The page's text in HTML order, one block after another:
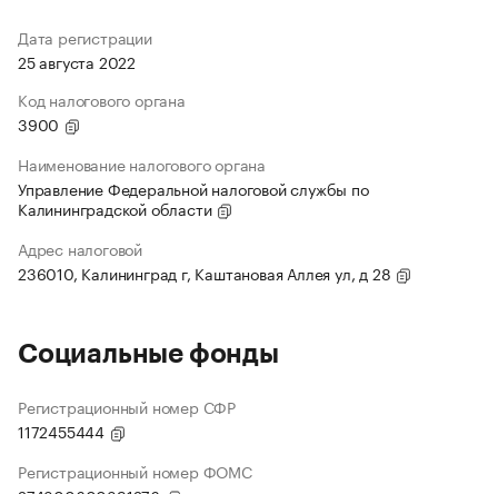
Дата регистрации
25 августа 2022
Код налогового органа
3900
Наименование налогового органа
Управление Федеральной налоговой службы по
Калининградской области
Адрес налоговой
236010, Калининград г, Каштановая Аллея ул, д 28
Социальные фонды
Регистрационный номер СФР
1172455444
Регистрационный номер ФОМС